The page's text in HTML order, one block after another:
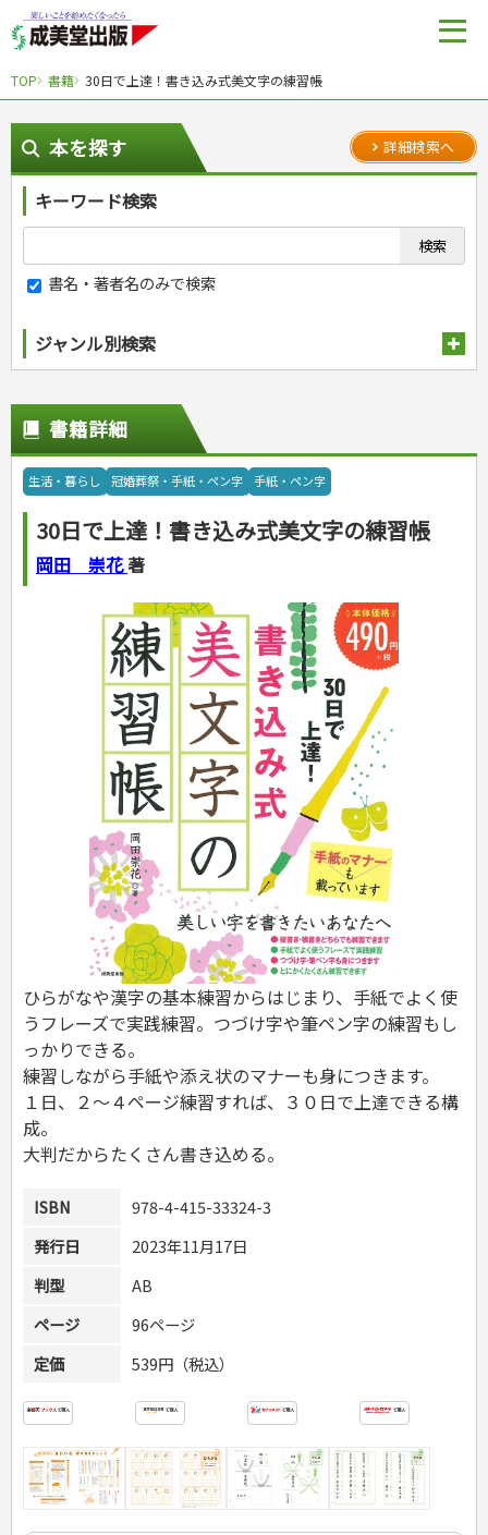
TOP 書籍 30日で上達！書き込み式美文字の練習帳
本を探す 詳細検索へ
キーワード検索
書名・著者名のみで検索
ジャンル別検索
スポーツ
スポーツルール
野球
ゴルフ
ジュニアスポーツ
その他スポーツ
自然・アウトドア・ペット
アウトドア
犬・猫
園芸・野菜づくり
雑学
娯楽・ゲーム・占い
ナンプレ
ゲーム・マジック
家相・風水・占い
カルチャー・芸術・趣味
音楽・楽器
趣味・鑑賞・カメラ
俳句・詩・ことば
辞典
語学・旅行会話
運転免許
原付・二輪
その他免許
生活・暮らし
料理
料理・レシピ
各国料理
お弁当
健康メニュー・ダイエット
調理器具クッキング
お菓子・ケーキ・パン
飲み物・お酒
手芸・クラフト
ソーイング
クラフト
インテリア・ハウジング
収納・掃除・暮らし
美容・ファッション
ダイエット・エクササイズ
メイク・ネイル・ヘア
着物・着つけ
冠婚葬祭・手紙・ペン字
冠婚葬祭・スピーチ・マナー
手紙・ペン字
妊娠・出産・育児
妊娠・出産・育児
離乳食・幼児食・こどもレシピ
健康と保育
家庭医学・健康
ツボ・マッサージ
家庭医学・病気
健康知識
生活習慣病
看護・介護
看護一般
介護一般
保育・教育
パネルシアター
こどもの本
児童一般
おりがみ・あやとり
なぞなぞ・ゲーム
占い・心理ゲーム
のりもの・ずかん
読み物・絵本
音と光のでる絵本
学参・ドリル
夏休みドリル
総復習ドリル
学習・地図
自由研究・読書感想文
えんぴつちょう
就職活動
就職活動
公務員試験
資格試験
検定試験・資格試験
英語検定・TOEIC
漢字検定・数学検定
簿記検定
看護・薬学
ケアマネジャー
介護・社会福祉士
保育士
司法書士・社労士
行政書士・宅建
衛生管理・運行管理
建築・土木
電気・危険物
調理師
スキル・キャリアアップ
危険物取扱者
消防設備士
登録販売者
その他資格試験
経営・経済・法律
マネー・株・資産
ビジネス・法律
簿記・経理・税金・保険
その他ビジネス
自己啓発
ビジネス読み物
旅行・歴史
国内・海外旅行
国外旅行
国内旅行
散歩・グルメ
地理・歴史
地理・地図
成美文庫
その他文庫
ダイアリー
プラチナダイアリー プレステージ
書籍詳細
生活・暮らし 冠婚葬祭・手紙・ペン字 手紙・ペン字
30日で上達！書き込み式美文字の練習帳
岡田 崇花著
ひらがなや漢字の基本練習からはじまり、手紙でよく使
うフレーズで実践練習。つづけ字や筆ペン字の練習もし
っかりできる。
練習しながら手紙や添え状のマナーも身につきます。
１日、２～４ページ練習すれば、３０日で上達できる構
成。
大判だからたくさん書き込める。
ISBN
978-4-415-33324-3
発行日
2023年11月17日
判型
AB
ページ
96ページ
定価
539円（税込）